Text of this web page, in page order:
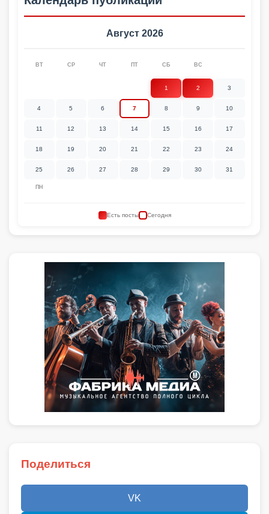
Август 2026
ПН
ВТ СР ЧТ ПТ СБ ВС
1 2 3
4 5 6 7 8 9 10
11 12 13 14 15 16 17
18 19 20 21 22 23 24
25 26 27 28 29 30 31
Есть посты Сегодня
Поделиться
VK